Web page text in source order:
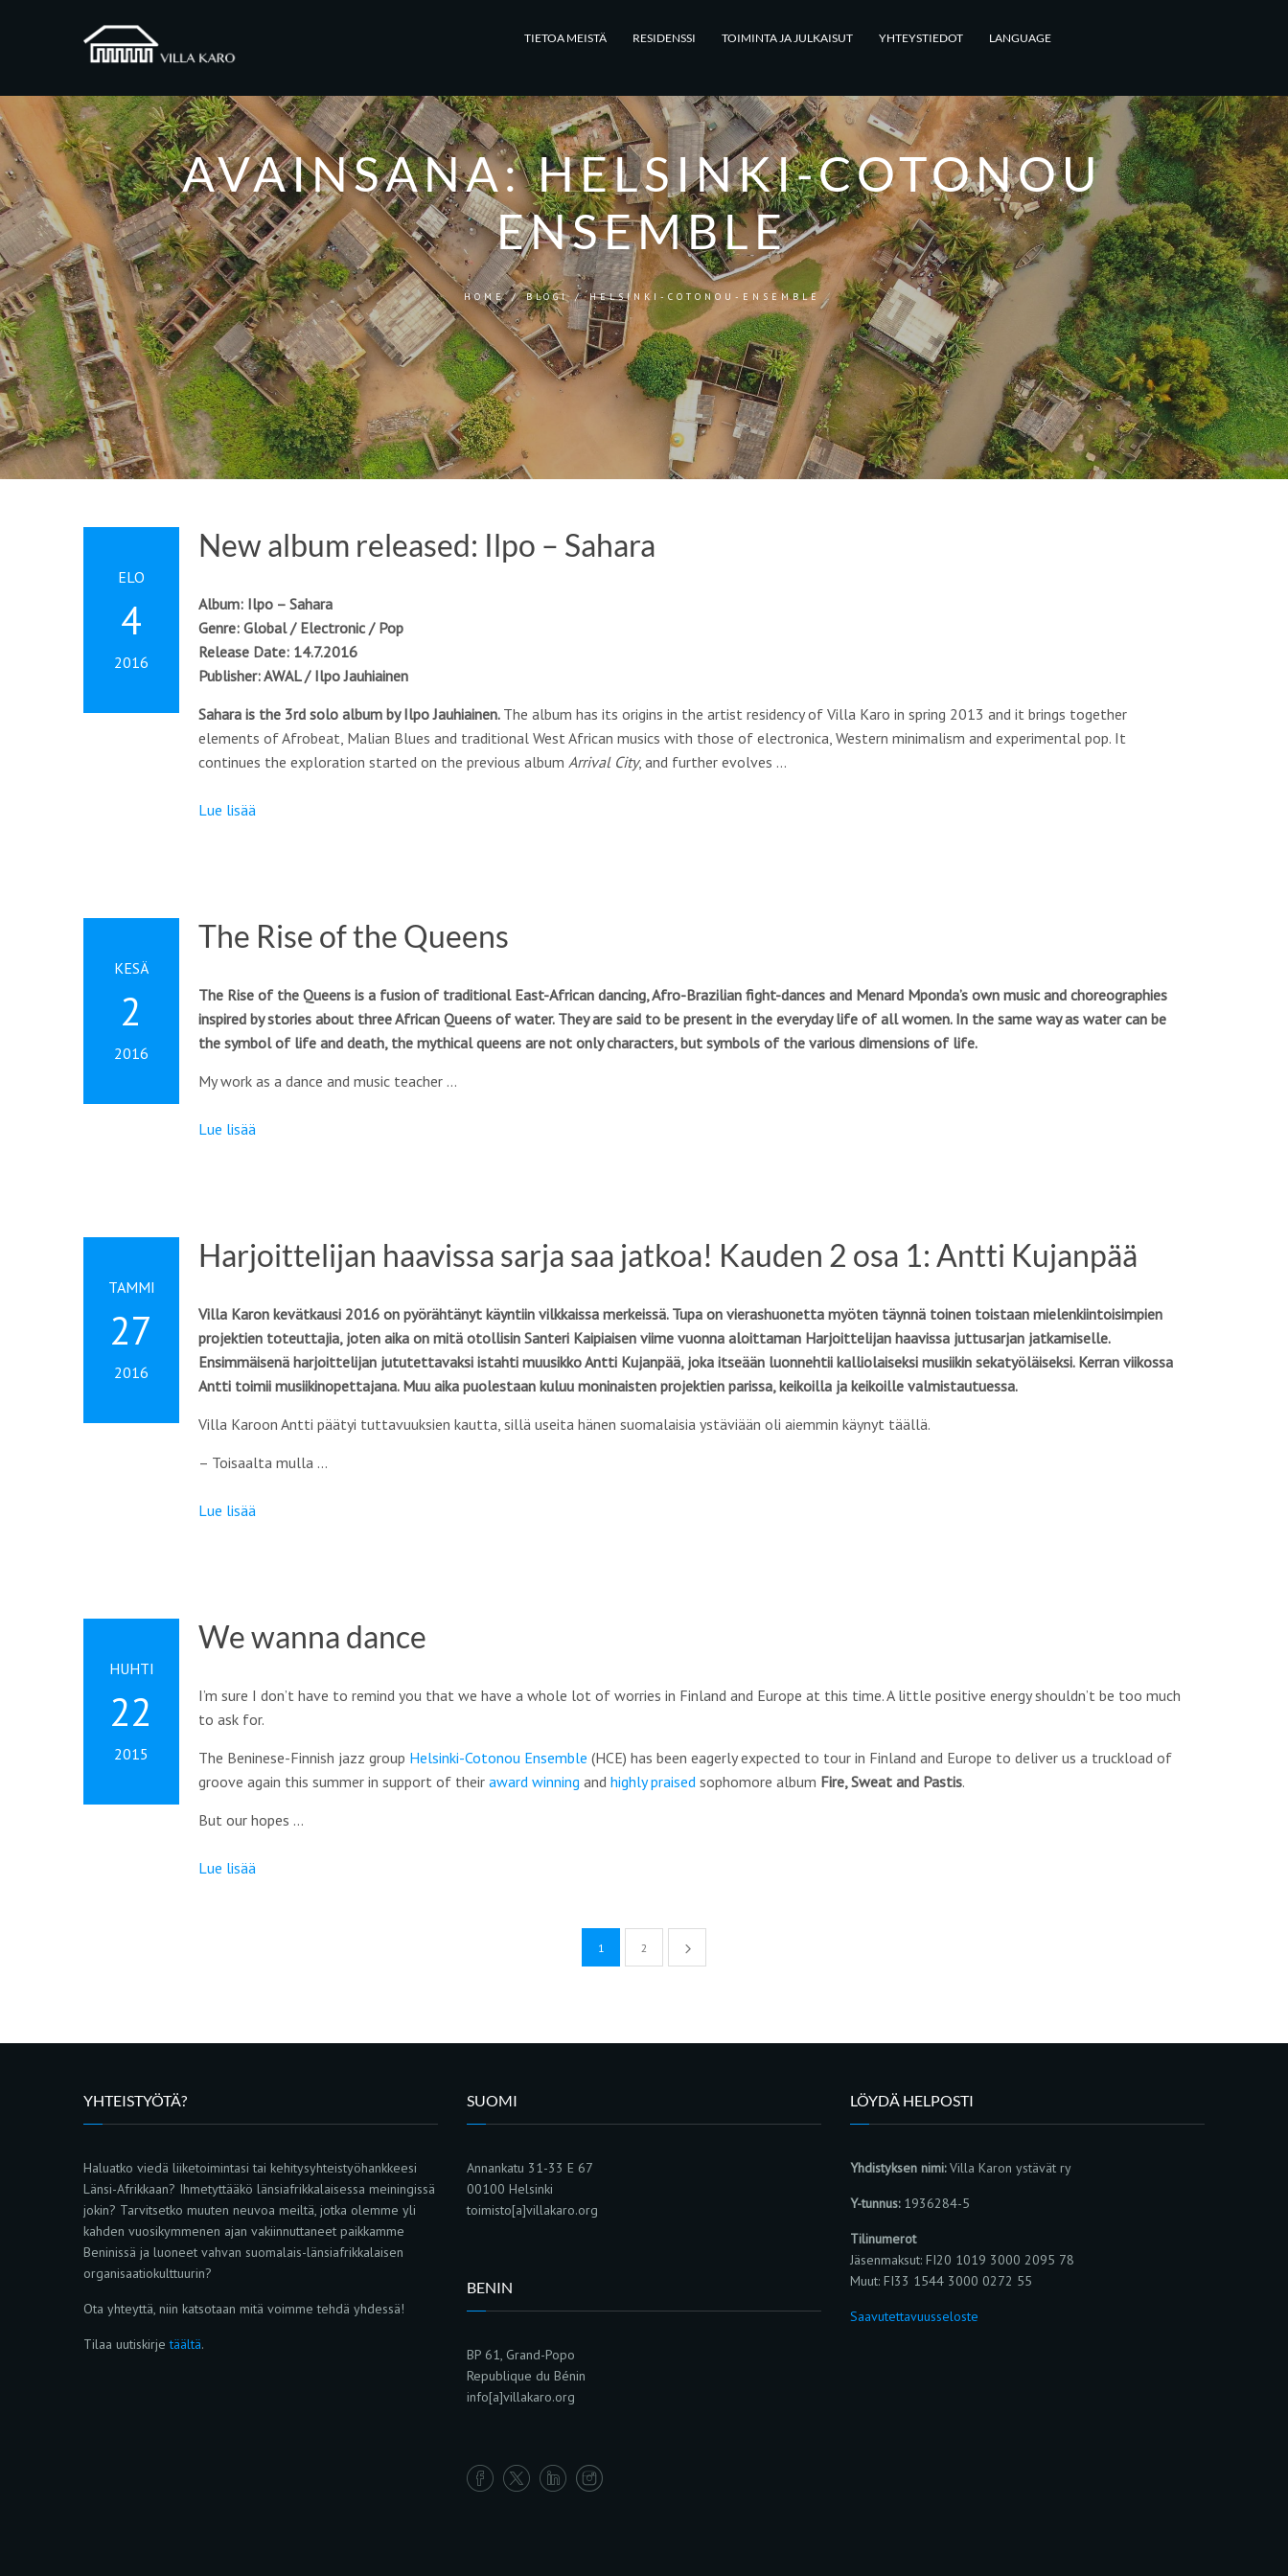
TIETOA MEISTÄ RESIDENSSI TOIMINTA JA JULKAISUT YHTEYSTIEDOT LANGUAGE
AVAINSANA:HELSINKI-COTONOU
ENSEMBLE
HOME/BLOGI/HELSINKI-COTONOU-ENSEMBLE
ELO
4
2016
New album released: Ilpo – Sahara
Album: Ilpo – Sahara
Genre: Global / Electronic / Pop
Release Date: 14.7.2016
Publisher: AWAL / Ilpo Jauhiainen
Sahara is the 3rd solo album by Ilpo Jauhiainen. The album has its origins in the artist residency of Villa Karo in spring 2013 and it brings together
elements of Afrobeat, Malian Blues and traditional West African musics with those of electronica, Western minimalism and experimental pop. It
continues the exploration started on the previous album Arrival City, and further evolves …
Lue lisää
KESÄ
2
2016
The Rise of the Queens
The Rise of the Queens is a fusion of traditional East-African dancing, Afro-Brazilian fight-dances and Menard Mponda’s own music and choreographies
inspired by stories about three African Queens of water. They are said to be present in the everyday life of all women. In the same way as water can be
the symbol of life and death, the mythical queens are not only characters, but symbols of the various dimensions of life.
My work as a dance and music teacher …
Lue lisää
TAMMI
27
2016
Harjoittelijan haavissa ­sarja saa jatkoa! Kauden 2 osa 1: Antti Kujanpää
Villa Karon kevätkausi 2016 on pyörähtänyt käyntiin vilkkaissa merkeissä. Tupa on vierashuonetta myöten täynnä toinen toistaan mielenkiintoisimpien
projektien toteuttajia, joten aika on mitä otollisin Santeri Kaipiaisen viime vuonna aloittaman Harjoittelijan haavissa ­juttusarjan jatkamiselle.
Ensimmäisenä harjoittelijan jututettavaksi istahti muusikko Antti Kujanpää, joka itseään luonnehtii kalliolaiseksi musiikin sekatyöläiseksi. Kerran viikossa
Antti toimii musiikinopettajana. Muu aika puolestaan kuluu moninaisten projektien parissa, keikoilla ja keikoille valmistautuessa.
Villa Karoon Antti päätyi tuttavuuksien kautta, sillä useita hänen suomalaisia ystäviään oli aiemmin käynyt täällä.
– Toisaalta mulla …
Lue lisää
HUHTI
22
2015
We wanna dance
I’m sure I don’t have to remind you that we have a whole lot of worries in Finland and Europe at this time. A little positive energy shouldn’t be too much
to ask for.
The Beninese-Finnish jazz group Helsinki-Cotonou Ensemble (HCE) has been eagerly expected to tour in Finland and Europe to deliver us a truckload of
groove again this summer in support of their award winning and highly praised sophomore album Fire, Sweat and Pastis.
But our hopes …
Lue lisää
1 2
YHTEISTYÖTÄ?
Haluatko viedä liiketoimintasi tai kehitysyhteistyöhankkeesi
Länsi-Afrikkaan? Ihmetyttääkö länsiafrikkalaisessa meiningissä
jokin? Tarvitsetko muuten neuvoa meiltä, jotka olemme yli
kahden vuosikymmenen ajan vakiinnuttaneet paikkamme
Beninissä ja luoneet vahvan suomalais-länsiafrikkalaisen
organisaatiokulttuurin?
Ota yhteyttä, niin katsotaan mitä voimme tehdä yhdessä!
Tilaa uutiskirjetäältä.
SUOMI
Annankatu 31-33 E 67
00100 Helsinki
toimisto[a]villakaro.org
BENIN
BP 61, Grand-Popo
Republique du Bénin
info[a]villakaro.org
LÖYDÄ HELPOSTI
Yhdistyksen nimi:Villa Karon ystävät ry
Y-tunnus:1936284-5
Tilinumerot
Jäsenmaksut: FI20 1019 3000 2095 78
Muut: FI33 1544 3000 0272 55
Saavutettavuusseloste